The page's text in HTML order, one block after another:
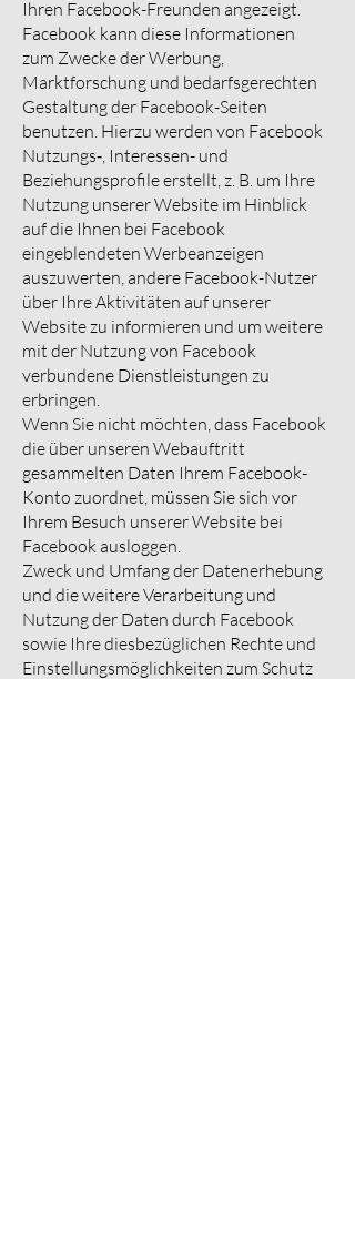
Ihren Facebook-Freunden angezeigt.
Facebook kann diese Informationen
zum Zwecke der Werbung,
Marktforschung und bedarfsgerechten
Gestaltung der Facebook-Seiten
benutzen. Hierzu werden von Facebook
Nutzungs‑, Interessen- und
Beziehungsprofile erstellt, z. B. um Ihre
Nutzung unserer Website im Hinblick
auf die Ihnen bei Facebook
eingeblendeten Werbeanzeigen
auszuwerten, andere Facebook-Nutzer
über Ihre Aktivitäten auf unserer
Website zu informieren und um weitere
mit der Nutzung von Facebook
verbundene Dienstleistungen zu
erbringen.
Wenn Sie nicht möchten, dass Facebook
die über unseren Webauftritt
gesammelten Daten Ihrem Facebook-
Konto zuordnet, müssen Sie sich vor
Ihrem Besuch unserer Website bei
Facebook ausloggen.
Zweck und Umfang der Datenerhebung
und die weitere Verarbeitung und
Nutzung der Daten durch Facebook
sowie Ihre diesbezüglichen Rechte und
Einstellungsmöglichkeiten zum Schutz